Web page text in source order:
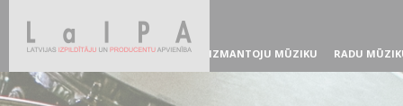
IZMANTOJU MŪZIKU RADU